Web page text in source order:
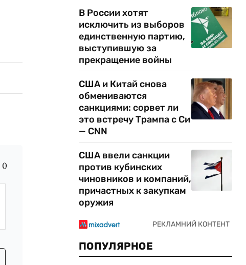
0
В России хотят
исключить из выборов
единственную партию,
выступившую за
прекращение войны
США и Китай снова
обмениваются
санкциями: сорвет ли
это встречу Трампа с Си
— CNN
США ввели санкции
против кубинских
чиновников и компаний,
причастных к закупкам
оружия
ПОПУЛЯРНОЕ